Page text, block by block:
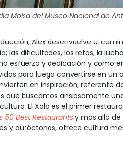
Moisa del Museo Nacional de
Alex desenvuelve el
las dificultades, los retos, la
esfuerzo y dedicación y como
para luego convertirse en un
en inspiración, referente
que buscamos ansiosamente
El Xolo es el primer
50 Best Restaurants y más allá
y autóctonos, ofrece cultura